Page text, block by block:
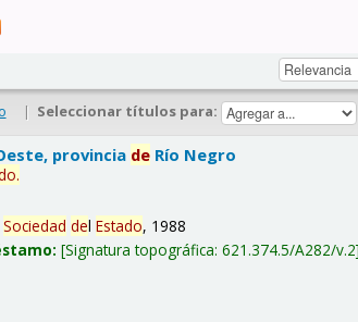
| Seleccionar títulos para:
provincia de Río Negro
.
Sociedad delEstado, 1988
Signatura topográfica:621.374.5/A282/v.2